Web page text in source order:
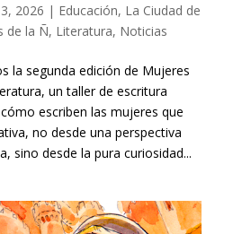
2026 | Educación, La Ciudad de
de la Ñ, Literatura, Noticias
la segunda edición de Mujeres
un taller de escritura
escriben las mujeres que
no desde una perspectiva
sino desde la pura curiosidad...